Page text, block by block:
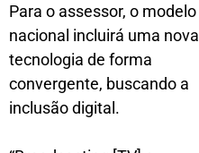
Para o assessor, o modelo
nacional incluirá uma nova
tecnologia de forma
convergente, buscando a
inclusão digital.